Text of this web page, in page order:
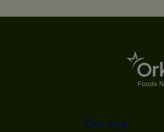
Om oss